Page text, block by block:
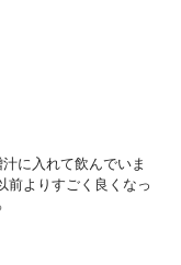
に入れて飲んでいま
前よりすごく良くなっ